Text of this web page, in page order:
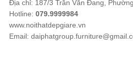
Địa chỉ: 187/3 Trần Văn Đang,
Hotline: 079.9999984
www.noithatdepgiare.vn
Email: